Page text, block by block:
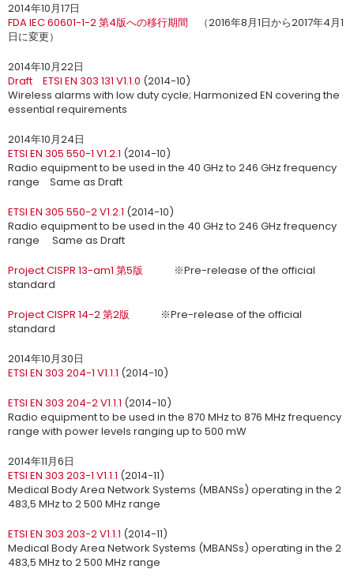
2014年10月17日
FDA IEC 60601-1-2 第4版への移行期間 （2016年8月1日から2017年4月1
日に変更）
2014年10月22日
Draft ETSI EN 303 131 V1.1.0 (2014-10)
Wireless alarms with low duty cycle; Harmonized EN covering the
essential requirements
2014年10月24日
ETSI EN 305 550-1 V1.2.1 (2014-10)
Radio equipment to be used in the 40 GHz to 246 GHz frequency
range Same as Draft
ETSI EN 305 550-2 V1.2.1 (2014-10)
Radio equipment to be used in the 40 GHz to 246 GHz frequency
range Same as Draft
Project CISPR 13-am1 第5版 ※Pre-release of the official
standard
Project CISPR 14-2 第2版 ※Pre-release of the official
standard
2014年10月30日
ETSI EN 303 204-1 V1.1.1 (2014-10)
ETSI EN 303 204-2 V1.1.1 (2014-10)
Radio equipment to be used in the 870 MHz to 876 MHz frequency
range with power levels ranging up to 500 mW
2014年11月6日
ETSI EN 303 203-1 V1.1.1 (2014-11)
Medical Body Area Network Systems (MBANSs) operating in the 2
483,5 MHz to 2 500 MHz range
ETSI EN 303 203-2 V1.1.1 (2014-11)
Medical Body Area Network Systems (MBANSs) operating in the 2
483,5 MHz to 2 500 MHz range